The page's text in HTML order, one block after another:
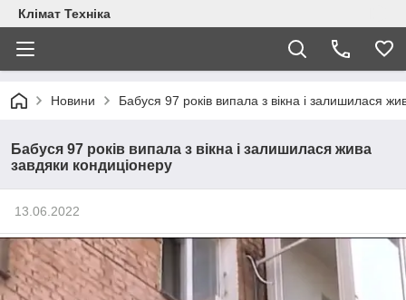
Клімат Техніка
Новини Бабуся 97 років випала з вікна і залишилася
Бабуся 97 років випала з вікна і залишилася жива
завдяки кондиціонеру
13.06.2022